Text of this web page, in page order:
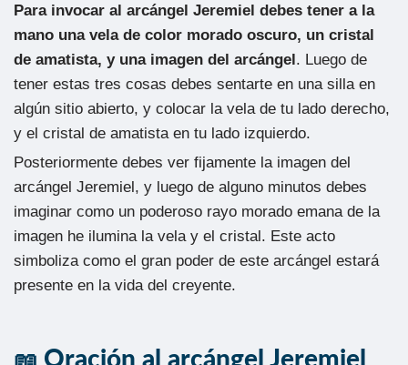
Para invocar al arcángel Jeremiel debes tener a la
mano una vela de color morado oscuro, un cristal
de amatista, y una imagen del arcángel. Luego de
tener estas tres cosas debes sentarte en una silla en
algún sitio abierto, y colocar la vela de tu lado derecho,
y el cristal de amatista en tu lado izquierdo.
Posteriormente debes ver fijamente la imagen del
arcángel Jeremiel, y luego de alguno minutos debes
imaginar como un poderoso rayo morado emana de la
imagen he ilumina la vela y el cristal. Este acto
simboliza como el gran poder de este arcángel estará
presente en la vida del creyente.
Oración al arcángel Jeremiel